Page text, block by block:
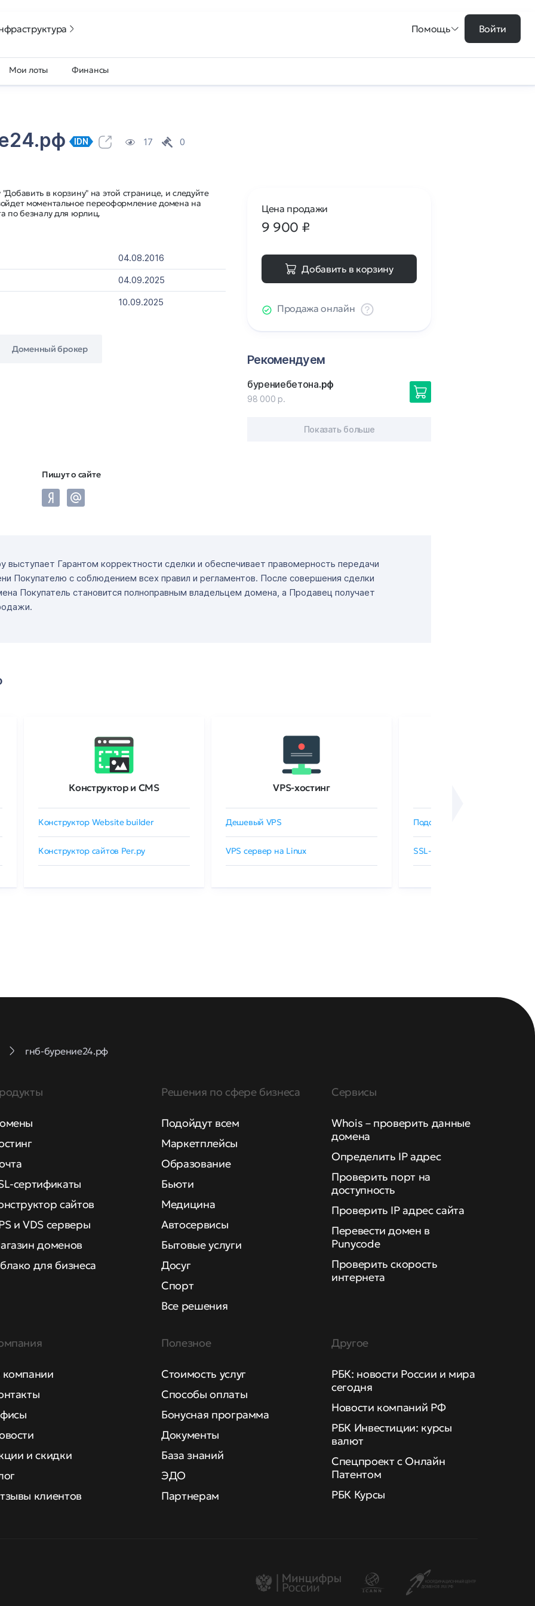
Помощь Войти
Мои лоты Финансы
IDN 17 0
в корзину" на этой странице, и следуйте
моментальное переоформление домена на
по безналу для юрлиц.
04.08.2016
04.09.2025
10.09.2025
Доменный брокер
Пишут о сайте
Цена продажи
9 900 ₽
Добавить в корзину
Продажа онлайн
Рекомендуем
бурениебетона.рф
98 000 р.
Показать больше
выступает Гарантом корректности сделки и обеспечивает правомерность передачи
Покупателю с соблюдением всех правил и регламентов. После совершения сделки
Покупатель становится полноправным владельцем домена, а Продавец получает
Конструктор и CMS
Конструктор Website builder
Конструктор сайтов Рег.ру
VPS-хостинг
Дешевый VPS
VPS сервер на Linux
Подобрать SSL-сертификат
SSL-сертификаты GlobalSign
гнб-бурение24.рф
сертификаты
сайтов
и VDS серверы
доменов
для бизнеса
Решения по сфере бизнеса
Подойдут всем
Маркетплейсы
Образование
Бьюти
Медицина
Автосервисы
Бытовые услуги
Досуг
Спорт
Все решения
Сервисы
Whois – проверить данные
домена
Определить IP адрес
Проверить порт на
доступность
Проверить IP адрес сайта
Перевести домен в
Punycode
Проверить скорость
интернета
и скидки
клиентов
Полезное
Стоимость услуг
Способы оплаты
Бонусная программа
Документы
База знаний
ЭДО
Партнерам
Другое
РБК: новости России и мира
сегодня
Новости компаний РФ
РБК Инвестиции: курсы
валют
Спецпроект с Онлайн
Патентом
РБК Курсы